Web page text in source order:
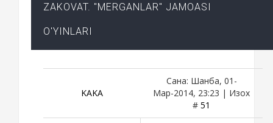
ZAKOVAT. "MERGANLAR" JAMOASI
O'YINLARI
KAKA
Сана: Шанба, 01-
Мар-2014, 23:23 | Изох
# 51